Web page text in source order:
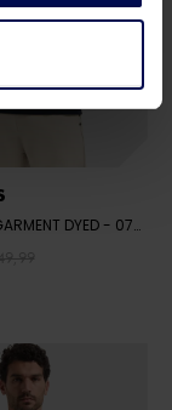
DYED - 078 NIGHT